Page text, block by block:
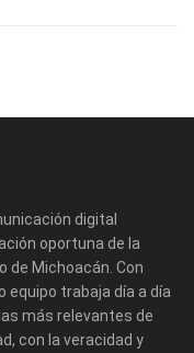
digital
oportuna de la
de Michoacán. Con
equipo trabaja día a día
más relevantes de
con la veracidad y